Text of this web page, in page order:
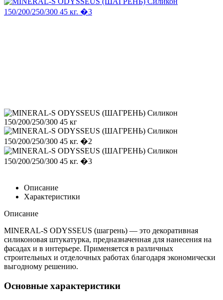
Описание
Характеристики
Описание
MINERAL-S ODYSSEUS (шагрень) — это декоративная
силиконовая штукатурка, предназначенная для нанесения на
фасадах и в интерьере. Применяется в различных
строительных и отделочных работах благодаря экономически
выгодному решению.
Основные характеристики